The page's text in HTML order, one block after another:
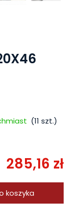
(11 szt.)
285,16 zł
koszyka